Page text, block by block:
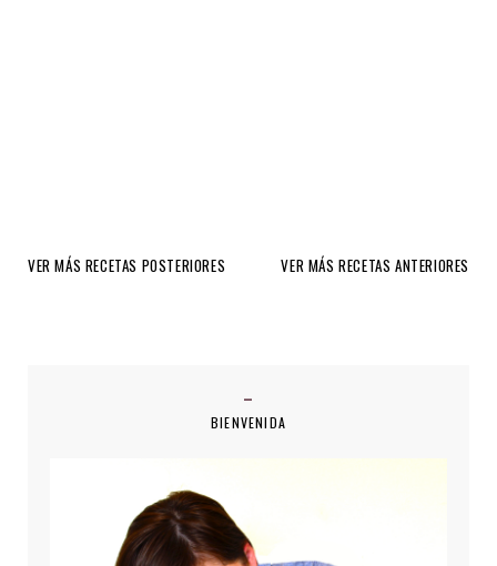
VER MÁS RECETAS POSTERIORES VER MÁS RECETAS ANTERIORES
BIENVENIDA